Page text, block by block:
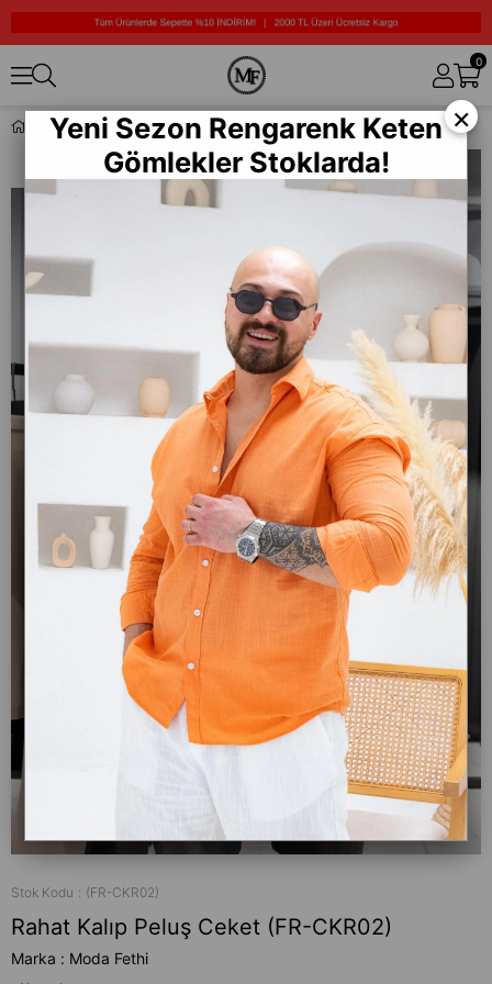
0
Rahat Kalıp Peluş Ceket (FR-CKR02)
Stok Kodu (FR-CKR02)
Rahat Kalıp Peluş Ceket (FR-CKR02)
Marka : Moda Fethi
×
Yeni Sezon Rengarenk Keten
Gömlekler Stoklarda!